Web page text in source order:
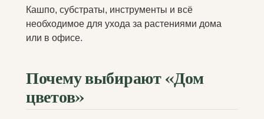
Кашпо, субстраты, инструменты и всё
необходимое для ухода за растениями дома
или в офисе.
Почему выбирают «Дом
цветов»